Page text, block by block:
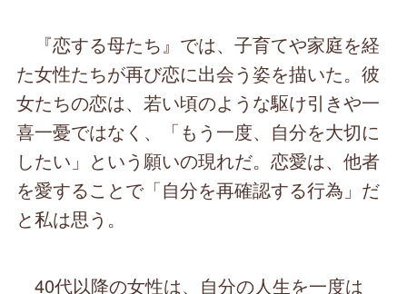
『恋する母たち』では、子育てや家庭を経
た女性たちが再び恋に出会う姿を描いた。彼
女たちの恋は、若い頃のような駆け引きや一
喜一憂ではなく、「もう一度、自分を大切に
したい」という願いの現れだ。恋愛は、他者
を愛することで「自分を再確認する行為」だ
と私は思う。
40代以降の女性は、自分の人生を一度は